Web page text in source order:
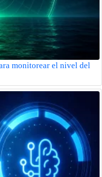
monitorear el nivel del